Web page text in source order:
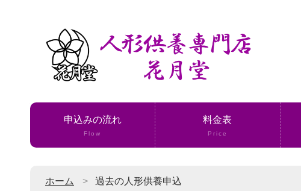
申込みの流れ
Flow
料金表
Price
ホーム 過去の人形供養申込